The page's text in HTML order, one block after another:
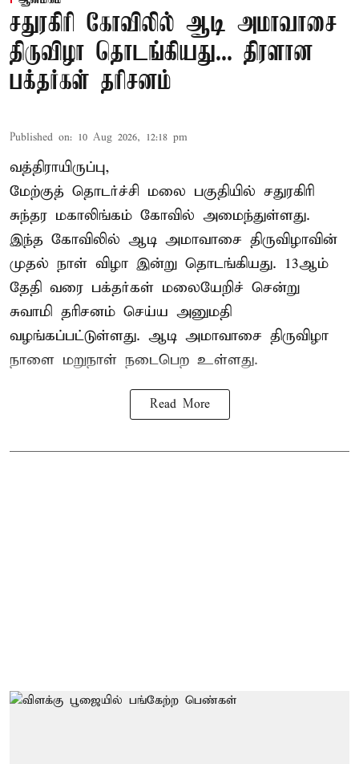
சதுரகிரி கோவிலில் ஆடி அமாவாசை
திருவிழா தொடங்கியது... திரளான
பக்தர்கள் தரிசனம்
Published on: 10 Aug 2026, 12:18 pm
வத்திராயிருப்பு,
மேற்குத் தொடர்ச்சி மலை பகுதியில் சதுரகிரி
சுந்தர மகாலிங்கம் கோவில் அமைந்துள்ளது.
இந்த கோவிலில் ஆடி அமாவாசை திருவிழாவின்
முதல் நாள் விழா இன்று தொடங்கியது. 13ஆம்
தேதி வரை பக்தர்கள் மலையேறிச் சென்று
சுவாமி தரிசனம் செய்ய அனுமதி
வழங்கப்பட்டுள்ளது. ஆடி அமாவாசை திருவிழா
நாளை மறுநாள் நடைபெற உள்ளது.
Read More